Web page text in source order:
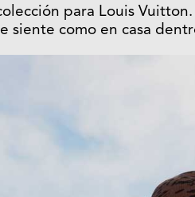
para Louis
siente como en casa